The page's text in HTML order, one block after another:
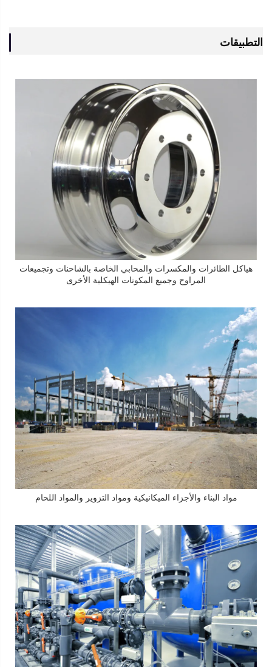
التطبيقات
هياكل الطائرات والمكسرات والمحابي الخاصة بالشاحنات وتجميعات
المراوح وجميع المكونات الهيكلية الأخرى
مواد البناء والأجزاء الميكانيكية ومواد التزوير والمواد اللحام